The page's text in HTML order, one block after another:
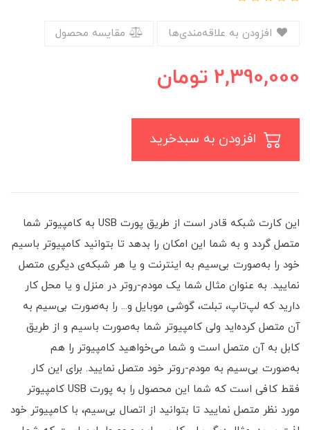
مقایسه محصول
2,390,000 تومان
این کارت شبکه قادر است از طریق پورت USB به کامپیوتر شما
متصل گردد و به شما این امکان را بدهد تا بتوانید کامپیوتر باسیم
خود را به‌صورت بی‌سیم به اینترنت و یا هر شبکه‌ی دیگری متصل
نمایید. به عنوان مثال شما یک مودم-روتر در منزل و یا محل کار
دارید که لپ‌تاپ، تبلت، گوشی موبایل و... را به‌صورت بی‌سیم به
آن متصل کرده‌اید ولی کامپیوتر شما به‌صورت باسیم و از طریق
کابل به آن متصل است و شما می‌خواهید کامپیوتر را هم
به‌صورت بی‌سیم به مودم-روتر خود متصل نمایید. برای این کار
فقط کافی است که شما این محصول را به پورت USB کامپیوتر
مورد نظر متصل نمایید تا بتوانید از اتصال بی‌سیم، با کامپیوتر خود